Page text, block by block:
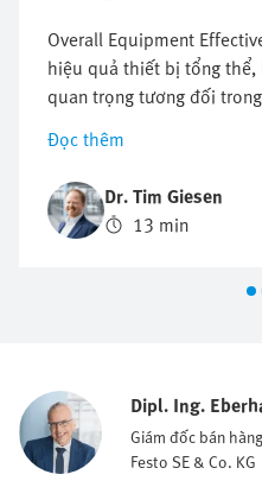
Overall Equipment
hiệu quả thiết bị tổng
quan trọng tương đối
công ty so sánh toàn diện
và lưu lượng của họ.
này trở nên quan trọng?
Đọc thêm
Dr. Tim Giesen
13 min
Dipl. Ing.
Giám đốc bán
Festo SE & Co. KG